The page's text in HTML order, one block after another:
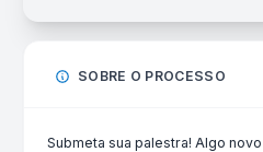
SOBRE O PROCESSO
Submeta sua palestra! Algo